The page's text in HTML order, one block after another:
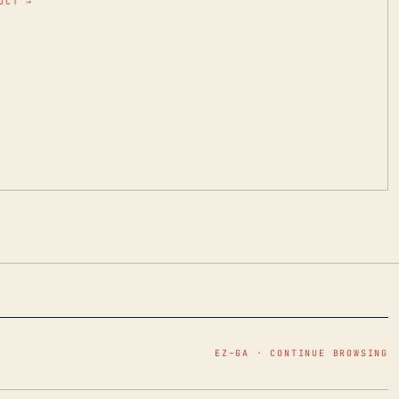
EZ–GA · CONTINUE BROWSING